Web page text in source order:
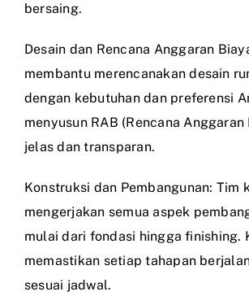
bersaing.
Desain dan Rencana Anggaran
membantu merencanakan desain
dengan kebutuhan dan preferensi
menyusun RAB (Rencana
jelas dan transparan.
Konstruksi dan Pembangunan: Tim
mengerjakan semua aspek
mulai dari fondasi hingga finishing.
memastikan setiap tahapan
sesuai jadwal.